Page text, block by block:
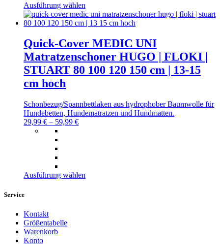
Ausführung wählen
Produkt
weist
Varianten
auf.
Die
Optionen
können
Produktseite
gewählt
Quick-Cover MEDIC UNI
Matratzenschoner HUGO | FLOKI |
STUART 80 100 120 150 cm | 13-15
cm hoch
Schonbezug/Spannbettlaken aus hydrophober Baumwolle für
Hundebetten, Hundematratzen und Hundmatten.
29,99 € – 59,99 €
Ausführung wählen
Service
Kontakt
Größentabelle
Warenkorb
Konto